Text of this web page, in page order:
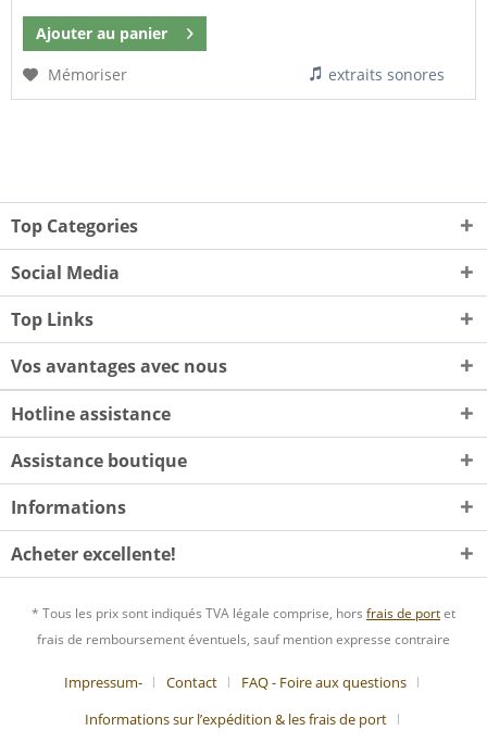
Ajouter au panier
Mémoriser
extraits sonores
Top Categories
Social Media
Top Links
Vos avantages avec nous
Hotline assistance
Assistance boutique
Informations
Acheter excellente!
* Tous les prix sont indiqués TVA légale comprise, hors frais de portet
frais de remboursement éventuels, sauf mention expresse contraire
Impressum- Contact
FAQ - Foire aux questions
Informations sur l’expédition & les frais de port